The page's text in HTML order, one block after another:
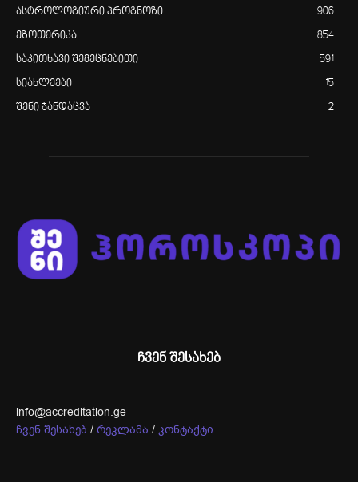
ასტროლოგიური პროგნოზი 906
ეზოთერიკა 854
საკითხავი შემეცნებითი 591
სიახლეები 15
შენი ჯანდაცვა 2
ჩვენ შესახებ
info@accreditation.ge
ჩვენ შესახებ / რეკლამა / კონტაქტი